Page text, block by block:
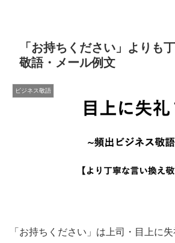
「お持ちください」よりも
敬語・メール例文
ビジネス敬語
「お持ちください」は上司・目上に失